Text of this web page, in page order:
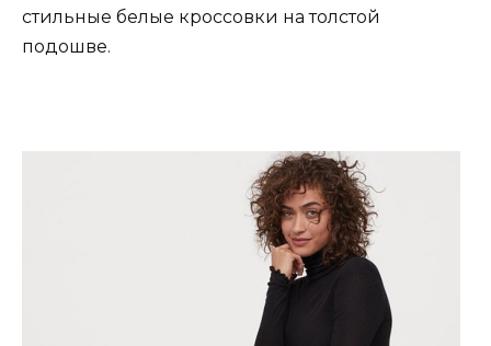
стильные белые кроссовки на толстой
подошве.